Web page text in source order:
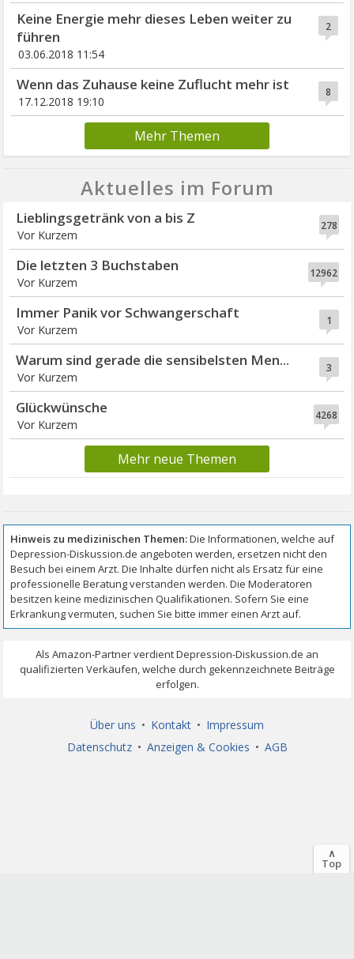
2
Keine Energie mehr dieses Leben weiter zu
führen
03.06.2018 11:54
8
Wenn das Zuhause keine Zuflucht mehr ist
17.12.2018 19:10
Mehr Themen
Aktuelles im Forum
278
Lieblingsgetränk von a bis Z
Vor Kurzem
12962
Die letzten 3 Buchstaben
Vor Kurzem
1
Immer Panik vor Schwangerschaft
Vor Kurzem
3
Warum sind gerade die sensibelsten Men...
Vor Kurzem
4268
Glückwünsche
Vor Kurzem
Mehr neue Themen
Über uns • Kontakt • Impressum
Datenschutz • Anzeigen & Cookies • AGB
∧
Top